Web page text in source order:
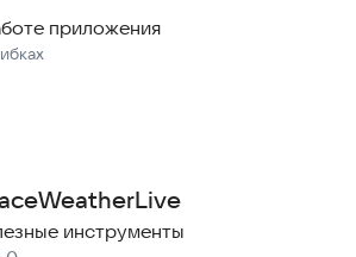
приложения
инструменты